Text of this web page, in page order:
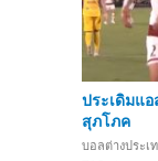
ประเดิมแ
สุภโภค
บอลต่างประเ